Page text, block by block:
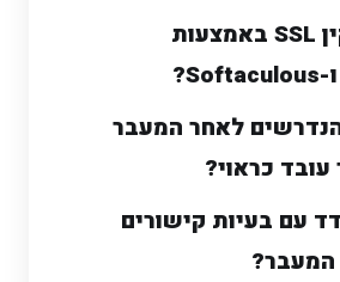
כיצד אני מתקין SSL באמצעות
לאחר המעבר
כראוי?
עם בעיות קישורים
המעבר?